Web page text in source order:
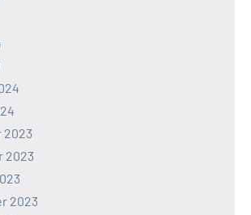
2023
2023
2023